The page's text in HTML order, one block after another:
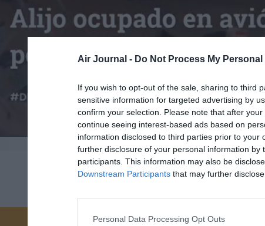
Air Journal - Do Not Process My
If you wish to opt-out of the sale, sharing to third
sensitive information for targeted advertising by
confirm your selection. Please note that after
continue seeing interest-based ads based on
information disclosed to third parties prior to
further disclosure of your personal information by
participants. This information may also be
Downstream Participants that may further
Personal Data Processing Opt Outs
©DNCD